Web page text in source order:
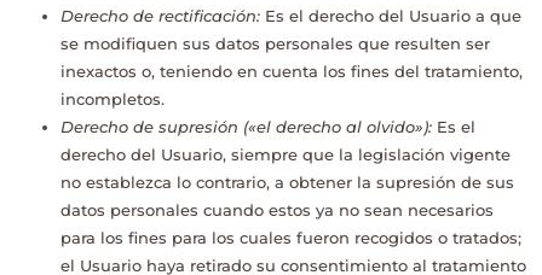
Derecho de rectificación: Es el derecho del Usuario a que
se modifiquen sus datos personales que resulten ser
inexactos o, teniendo en cuenta los fines del tratamiento,
incompletos.
Derecho de supresión («el derecho al olvido»): Es el
derecho del Usuario, siempre que la legislación vigente
no establezca lo contrario, a obtener la supresión de sus
datos personales cuando estos ya no sean necesarios
para los fines para los cuales fueron recogidos o tratados;
el Usuario haya retirado su consentimiento al tratamiento